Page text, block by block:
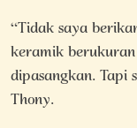
“Tidak saya
keramik
dipasangkan. Tapi
Thony.